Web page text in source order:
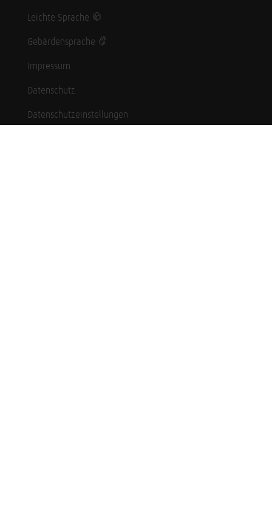
Leichte Sprache
Gebärdensprache
Impressum
Datenschutz
Datenschutzeinstellungen